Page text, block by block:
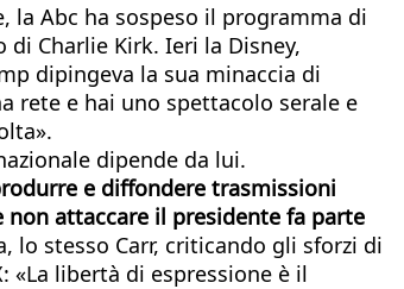
la Abc ha sospeso il programma di
di Charlie Kirk. Ieri la Disney,
dipingeva la sua minaccia di
rete e hai uno spettacolo serale e
dipende da lui.
e diffondere trasmissioni
non attaccare il presidente fa parte
lo stesso Carr, criticando gli sforzi di
«La libertà di espressione è il